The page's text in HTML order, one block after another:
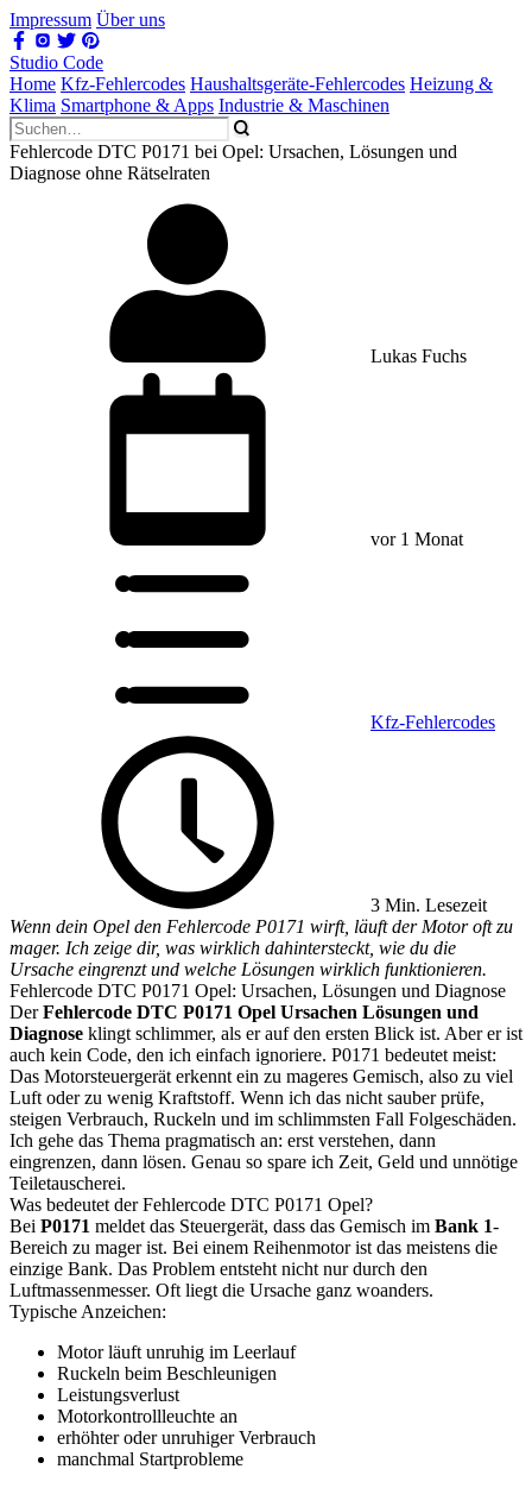
Impressum Über uns
Studio Code
Home Kfz-Fehlercodes Haushaltsgeräte-Fehlercodes Heizung &
Klima Smartphone & Apps Industrie & Maschinen
Fehlercode DTC P0171 bei Opel: Ursachen, Lösungen und
Diagnose ohne Rätselraten
Lukas Fuchs
vor 1 Monat
Kfz-Fehlercodes
3 Min. Lesezeit
Wenn dein Opel den Fehlercode P0171 wirft, läuft der Motor oft zu
mager. Ich zeige dir, was wirklich dahintersteckt, wie du die
Ursache eingrenzt und welche Lösungen wirklich funktionieren.
Fehlercode DTC P0171 Opel: Ursachen, Lösungen und Diagnose
DerFehlercode DTC P0171 Opel Ursachen Lösungen und
Diagnose klingt schlimmer, als er auf den ersten Blick ist. Aber er ist
auch kein Code, den ich einfach ignoriere. P0171 bedeutet meist:
Das Motorsteuergerät erkennt ein zu mageres Gemisch, also zu viel
Luft oder zu wenig Kraftstoff. Wenn ich das nicht sauber prüfe,
steigen Verbrauch, Ruckeln und im schlimmsten Fall Folgeschäden.
Ich gehe das Thema pragmatisch an: erst verstehen, dann
eingrenzen, dann lösen. Genau so spare ich Zeit, Geld und unnötige
Teiletauscherei.
Was bedeutet der Fehlercode DTC P0171 Opel?
Bei P0171 meldet das Steuergerät, dass das Gemisch im Bank 1-
Bereich zu mager ist. Bei einem Reihenmotor ist das meistens die
einzige Bank. Das Problem entsteht nicht nur durch den
Luftmassenmesser. Oft liegt die Ursache ganz woanders.
Typische Anzeichen:
Motor läuft unruhig im Leerlauf
Ruckeln beim Beschleunigen
Leistungsverlust
Motorkontrollleuchte an
erhöhter oder unruhiger Verbrauch
manchmal Startprobleme